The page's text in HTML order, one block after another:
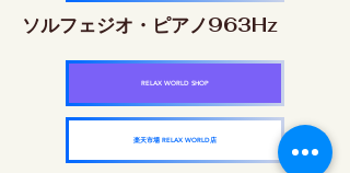
ソルフェジオ・ピアノ963Hz
RELAX WORLD SHOP
楽天市場 RELAX WORLD店